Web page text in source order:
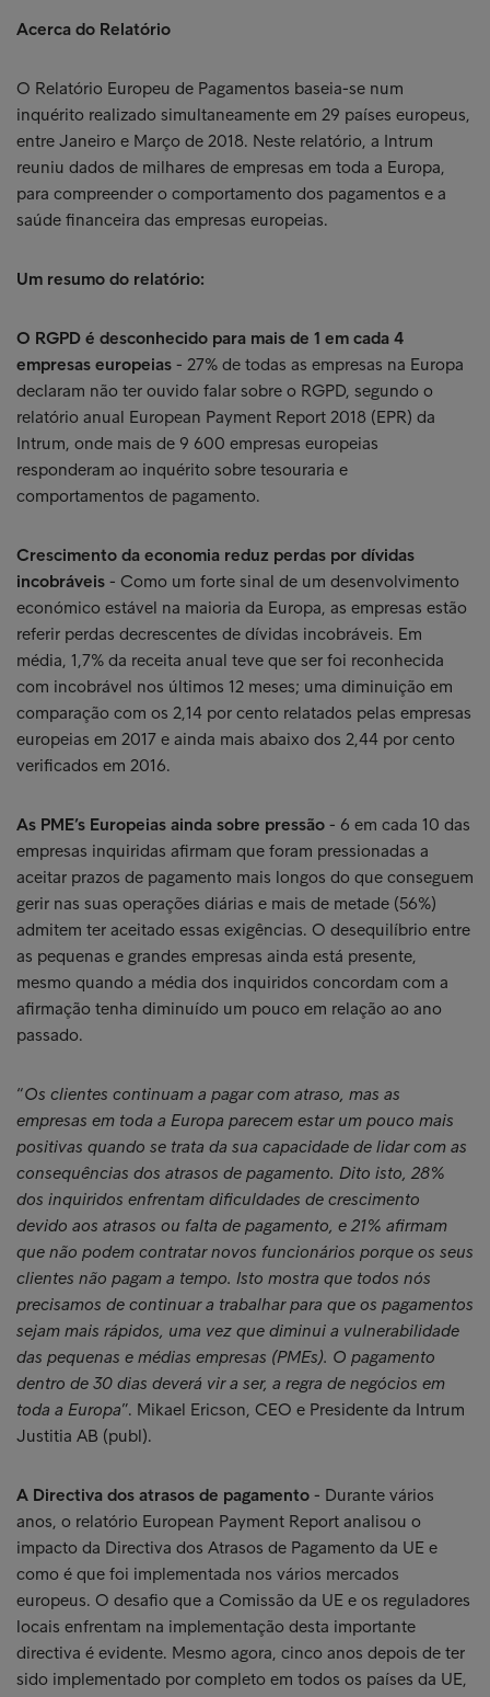
Acerca do Relatório
O Relatório Europeu de Pagamentos baseia-se num
inquérito realizado simultaneamente em 29 países europeus,
entre Janeiro e Março de 2018. Neste relatório, a Intrum
reuniu dados de milhares de empresas em toda a Europa,
para compreender o comportamento dos pagamentos e a
saúde financeira das empresas europeias.
Um resumo do relatório:
O RGPD é desconhecido para mais de 1 em cada 4
empresas europeias - 27% de todas as empresas na Europa
declaram não ter ouvido falar sobre o RGPD, segundo o
relatório anual European Payment Report 2018 (EPR) da
Intrum, onde mais de 9 600 empresas europeias
responderam ao inquérito sobre tesouraria e
comportamentos de pagamento.
Crescimento da economia reduz perdas por dívidas
incobráveis - Como um forte sinal de um desenvolvimento
económico estável na maioria da Europa, as empresas estão
referir perdas decrescentes de dívidas incobráveis. Em
média, 1,7% da receita anual teve que ser foi reconhecida
com incobrável nos últimos 12 meses; uma diminuição em
comparação com os 2,14 por cento relatados pelas empresas
europeias em 2017 e ainda mais abaixo dos 2,44 por cento
verificados em 2016.
As PME’s Europeias ainda sobre pressão - 6 em cada 10 das
empresas inquiridas afirmam que foram pressionadas a
aceitar prazos de pagamento mais longos do que conseguem
gerir nas suas operações diárias e mais de metade (56%)
admitem ter aceitado essas exigências. O desequilíbrio entre
as pequenas e grandes empresas ainda está presente,
mesmo quando a média dos inquiridos concordam com a
afirmação tenha diminuído um pouco em relação ao ano
passado.
“Os clientes continuam a pagar com atraso, mas as
empresas em toda a Europa parecem estar um pouco mais
positivas quando se trata da sua capacidade de lidar com as
consequências dos atrasos de pagamento. Dito isto, 28%
dos inquiridos enfrentam dificuldades de crescimento
devido aos atrasos ou falta de pagamento, e 21% afirmam
que não podem contratar novos funcionários porque os seus
clientes não pagam a tempo. Isto mostra que todos nós
precisamos de continuar a trabalhar para que os pagamentos
sejam mais rápidos, uma vez que diminui a vulnerabilidade
das pequenas e médias empresas (PMEs). O pagamento
dentro de 30 dias deverá vir a ser, a regra de negócios em
toda a Europa”. Mikael Ericson, CEO e Presidente da Intrum
Justitia AB (publ).
A Directiva dos atrasos de pagamento - Durante vários
anos, o relatório European Payment Report analisou o
impacto da Directiva dos Atrasos de Pagamento da UE e
como é que foi implementada nos vários mercados
europeus. O desafio que a Comissão da UE e os reguladores
locais enfrentam na implementação desta importante
directiva é evidente. Mesmo agora, cinco anos depois de ter
sido implementado por completo em todos os países da UE,